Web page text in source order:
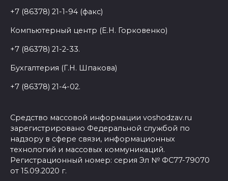
+7 (86378) 21-1-94 (факс)
Компьютерный центр (Е.Н. Горковенко)
+7 (86378) 21-2-33.
Бухгалтерия (Г.Н. Шпакова)
+7 (86378) 21-4-02.
Средство массовой информации voshodzav.ru
зарегистрировано Федеральной службой по
надзору в сфере связи, информационных
технологий и массовых коммуникаций.
Регистрационный номер: серия Эл № ФС77-79070
от 15.09.2020 г.